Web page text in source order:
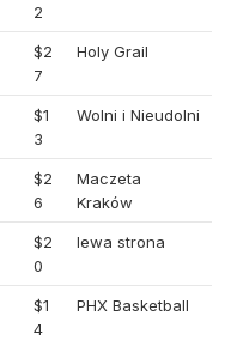
2
$2
7
Holy Grail
$1
3
Wolni i Nieudolni
$2
6
Maczeta
Kraków
$2
0
lewa strona
$1
4
PHX Basketball